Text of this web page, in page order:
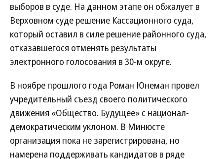
выборов в суде. На данном этапе он обжалует в
Верховном суде решение Кассационного суда,
который оставил в силе решение районного суда,
отказавшегося отменять результаты
электронного голосования в 30-м округе.
В ноябре прошлого года Роман Юнеман провел
учредительный съезд своего политического
движения «Общество. Будущее» с национал-
демократическим уклоном. В Минюсте
организация пока не зарегистрирована, но
намерена поддерживать кандидатов в ряде